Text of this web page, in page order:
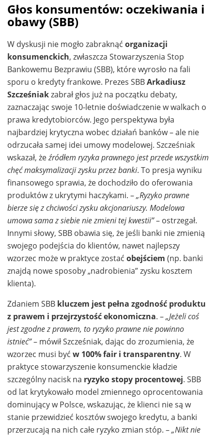
Głos konsumentów: oczekiwania i
obawy (SBB)
W dyskusji nie mogło zabraknąć organizacji
konsumenckich, zwłaszcza Stowarzyszenia Stop
Bankowemu Bezprawiu (SBB), które wyrosło na fali
sporu o kredyty frankowe. Prezes SBBArkadiusz
Szcześniakzabrał głos już na początku debaty,
zaznaczając swoje 10-letnie doświadczenie w walkach o
prawa kredytobiorców. Jego perspektywa była
najbardziej krytyczna wobec działań banków – ale nie
odrzucała samej idei umowy modelowej. Szcześniak
wskazał, żeźródłem ryzyka prawnego jest przede wszystkim
chęć maksymalizacji zysku przez banki. To presja wyniku
finansowego sprawia, że dochodziło do oferowania
produktów z ukrytymi haczykami. –„Ryzyko prawne
bierze się z chciwości zysku akcjonariuszy. Modelowa
umowa sama z siebie nie zmieni tej kwestii”– ostrzegał.
Innymi słowy, SBB obawia się, że jeśli banki nie zmienią
swojego podejścia do klientów, nawet najlepszy
wzorzec może w praktyce zostać obejściem (np. banki
znajdą nowe sposoby „nadrobienia” zysku kosztem
klienta).
Zdaniem SBB kluczem jest pełna zgodność produktu
z prawem i przejrzystość ekonomiczna. –„Jeżeli coś
jest zgodne z prawem, to ryzyko prawne nie powinno
istnieć”– mówił Szcześniak, dając do zrozumienia, że
wzorzec musi być w 100% fair i transparentny. W
praktyce stowarzyszenie konsumenckie kładzie
szczególny nacisk na ryzyko stopy procentowej. SBB
od lat krytykowało model zmiennego oprocentowania
dominujący w Polsce, wskazując, że klienci nie są w
stanie przewidzieć kosztów swojego kredytu, a banki
przerzucają na nich całe ryzyko zmian stóp. –„Nikt nie